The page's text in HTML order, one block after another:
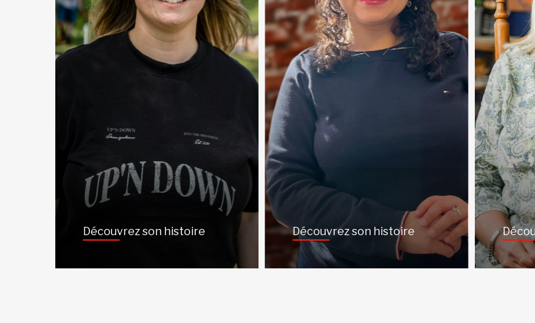
Découvrez son histoire Découvrez son histoire